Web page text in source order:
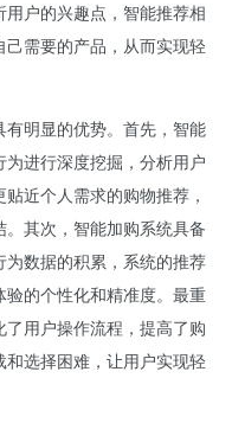
户的兴趣点，智能推荐相
需要的产品，从而实现轻
明显的优势。首先，智能
进行深度挖掘，分析用户
近个人需求的购物推荐，
其次，智能加购系统具备
数据的积累，系统的推荐
的个性化和精准度。最重
用户操作流程，提高了购
选择困难，让用户实现轻